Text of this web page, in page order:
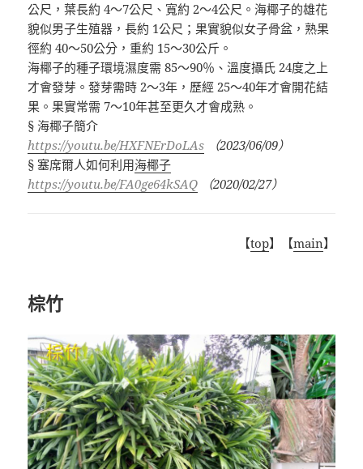
公尺，葉長約 4～7公尺、寬約 2～4公尺。海椰子的雄花
貌似男子生殖器，長約 1公尺；果實貌似女子骨盆，熟果
徑約 40～50公分，重約 15～30公斤。
海椰子的種子環境濕度需 85～90％、溫度攝氏 24度之上
才會發芽。發芽需時 2～3年，歷經 25～40年才會開花結
果。果實常需 7～10年甚至更久才會成熟。
§ 海椰子簡介
https://youtu.be/HXFNErDoLAs
（2023/06/09）
§塞席爾人如何利用海椰子
https://youtu.be/FA0ge64kSAQ
（2020/02/27）
【top】【main】
棕竹